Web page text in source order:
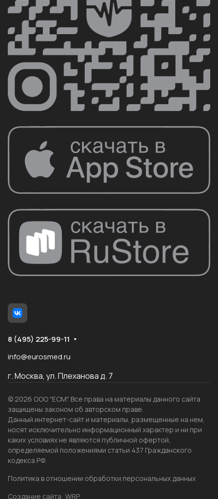
8 (495) 225-99-11
info@eurosmed.ru
г. Москва, ул. Плеханова д. 7
© 2026 ООО "ЕСМ". Все права на материалы данного сайта
защищены законом об авторском праве.
Данный интернет-сайт и материалы, размещенные на нем,
носят исключительно информационный характер и ни при
каких условиях не являются публичной офертой,
определяемой положениями статьи 437 Гражданского
кодекса РФ.
Политика в отношении обработки персональных данных
Создание сайта WRP